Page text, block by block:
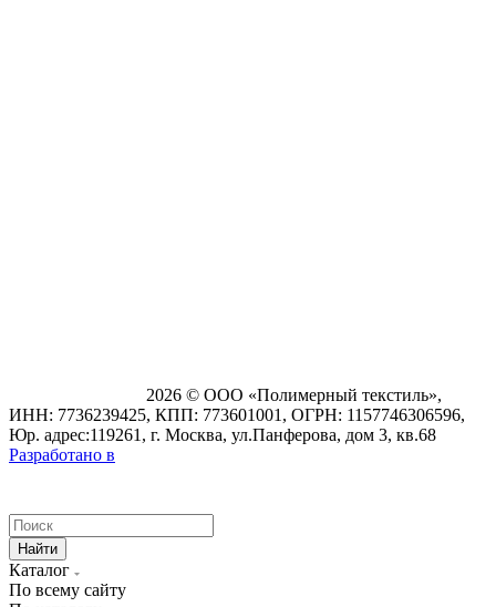
2026 © ООО «Полимерный текстиль»,
ИНН: 7736239425, КПП: 773601001, ОГРН: 1157746306596,
Юр. адрес:119261, г. Москва, ул.Панферова, дом 3, кв.68
Разработано в
Найти
Каталог
По всему сайту